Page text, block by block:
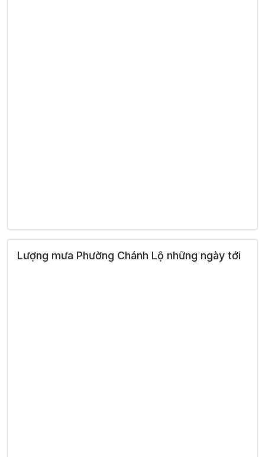
Lượng mưa Phường Chánh Lộ những ngày tới